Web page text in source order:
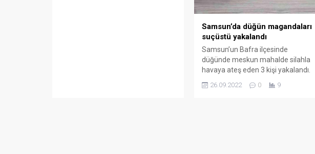
Samsun’da düğün magandaları
suçüstü yakalandı
Samsun’un Bafra ilçesinde
düğünde meskun mahalde silahla
havaya ateş eden 3 kişi yakalandı.
Altunışık Sokak’ta meydana geldi.
26.09.2022 0 9